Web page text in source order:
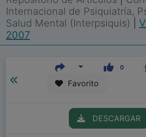
Internacional de Psiquiatría,
Salud Mental (Interpsiquis)
2007
0
Favorito
DESCARGAR